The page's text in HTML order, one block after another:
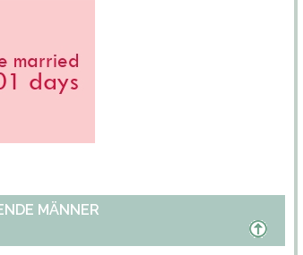
MÄNNER